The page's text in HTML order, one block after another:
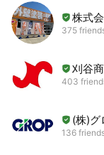
株式
375
刈谷
403
(株)
136